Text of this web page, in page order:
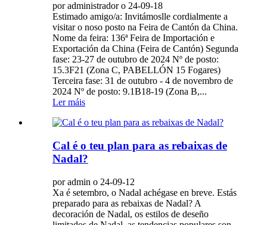
por administrador o 24-09-18
Estimado amigo/a: Invitámoslle cordialmente a
visitar o noso posto na Feira de Cantón da China.
Nome da feira: 136ª Feira de Importación e
Exportación da China (Feira de Cantón) Segunda
fase: 23-27 de outubro de 2024 Nº de posto:
15.3F21 (Zona C, PABELLÓN 15 Fogares)
Terceira fase: 31 de outubro - 4 de novembro de
2024 Nº de posto: 9.1B18-19 (Zona B,...
Ler máis
Cal é o teu plan para as rebaixas de
Nadal?
por admin o 24-09-12
Xa é setembro, o Nadal achégase en breve. Estás
preparado para as rebaixas de Nadal? A
decoración de Nadal, os estilos de deseño